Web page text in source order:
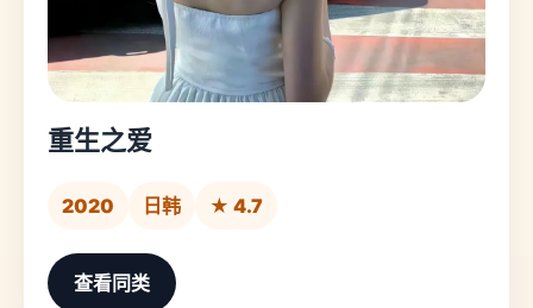
重生之爱
2020 日韩 ★ 4.7
查看同类